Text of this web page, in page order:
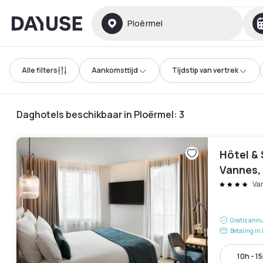
Dayuse Ploërmel
Alle filters Aankomsttijd Tijdstip van vertrek
Daghotels beschikbaar in Ploërmel: 3
Hôtel &
Gratis
Betaling in
10h -